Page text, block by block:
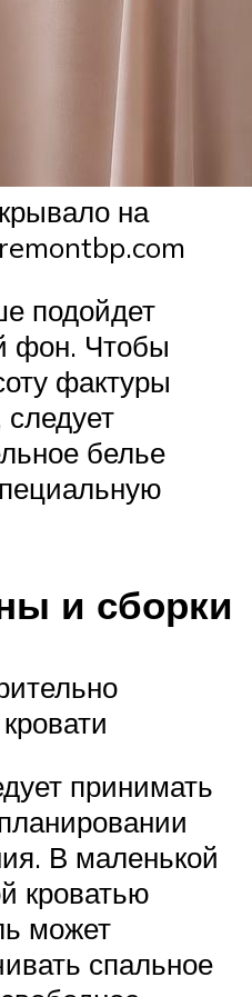
на
подойдет
фон. Чтобы
фактуры
следует
белье
и сборки
принимать
В маленькой
кроватью
может
спальное